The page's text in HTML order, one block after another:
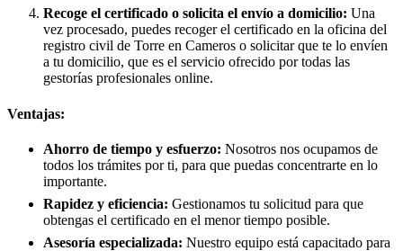
Recoge el certificado o solicita el envío a domicilio: Una
vez procesado, puedes recoger el certificado en la oficina del
registro civil de Torre en Cameros o solicitar que te lo envíen
a tu domicilio, que es el servicio ofrecido por todas las
gestorías profesionales online.
Ventajas:
Ahorro de tiempo y esfuerzo: Nosotros nos ocupamos de
todos los trámites por ti, para que puedas concentrarte en lo
importante.
Rapidez y eficiencia: Gestionamos tu solicitud para que
obtengas el certificado en el menor tiempo posible.
Asesoría especializada: Nuestro equipo está capacitado para